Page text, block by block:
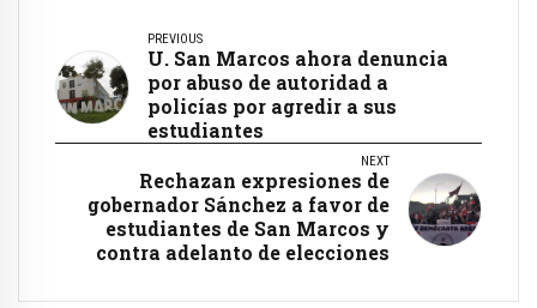
PREVIOUS
U. San Marcos ahora denuncia
por abuso de autoridad a
policías por agredir a sus
estudiantes
NEXT
Rechazan expresiones de
gobernador Sánchez a favor de
estudiantes de San Marcos y
contra adelanto de elecciones